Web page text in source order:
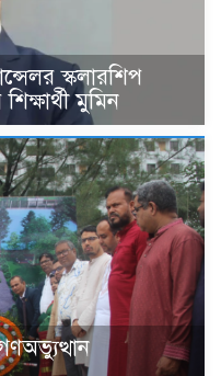
স্কলারশিপ
মুমিন